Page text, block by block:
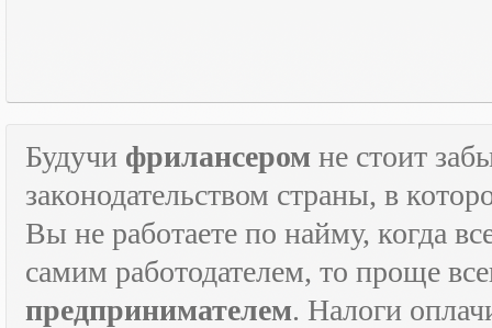
Будучи фрилансером не стоит
законодательством страны, в
Вы не работаете по найму, когда
самим работодателем, то проще
предпринимателем. Налоги